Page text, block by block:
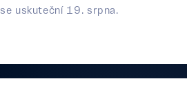
se uskuteční 19. srpna.